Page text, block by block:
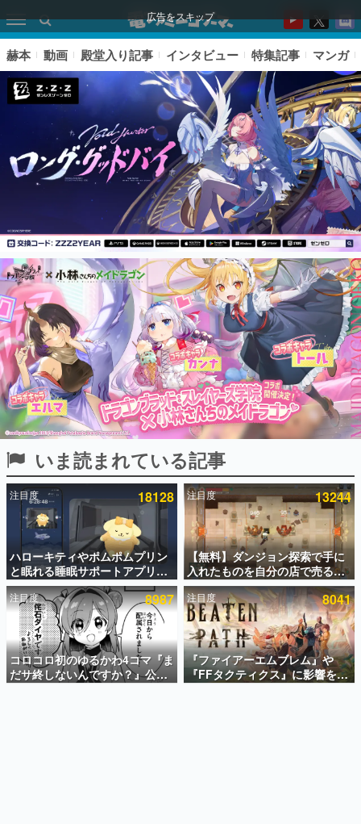
広告をスキップ
ピックアップ
電ファミのいま読まれている記事ランキング
アプリセール情報
インタビュー
連載・特集一覧
殿堂入り記事
SNS拡散数が数千以上！ ページビュー数万以上！ などな
ど。多くの人々に読まれた、電ファミ渾身の“殿堂入り”記
事をまとめました。
ゲームの企画書
名作ゲームクリエイターの方々に製作時のエピソードをお
聞きし、ヒットする企画（ゲーム）とは何か？を探ってい
きます。
赫本
この物語を解いてはいけない。『赫本』は、〈試験問題〉
の形をした短編ホラー小説集です。
新世代に訊く
これからのデジタルゲーム市場を担う若きクリエイター達
の姿を追い、彼らのルーツと情熱を探っていきます。
赫本 動画 殿堂入り記事 インタビュー 特集記事 マンガ
いま読まれている記事
注目度 18128
ハローキティやポムポムプリン
と眠れる睡眠サポートアプリ
『ゆめたび』が配信中。キャラ
ごとのASMRや目覚ましアラー
ムも搭載
注目度 13244
【無料】ダンジョン探索で手に
入れたものを自分の店で売るゲ
ーム『Moonlighter』がSteam
にて無料配布中！続編
『Moonlighter 2』の9月2日正
式リリースを記念したキャンペ
ーン
注目度 8987
コロコロ初のゆるかわ4コマ『ま
だサ終しないんですか？』公開
スタート。主人公は新入社員の
注目度 8041
『ファイアーエムブレム』や
『FFタクティクス』に影響を受
けた新作戦略RPG『Beaten